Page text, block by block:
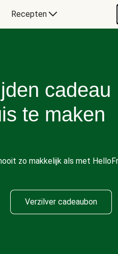
Recepten
cadeau
te maken
zo makkelijk als met
Verzilver cadeaubon